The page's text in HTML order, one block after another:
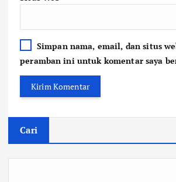
Simpan nama, email, dan situs
peramban ini untuk komentar saya
Cari